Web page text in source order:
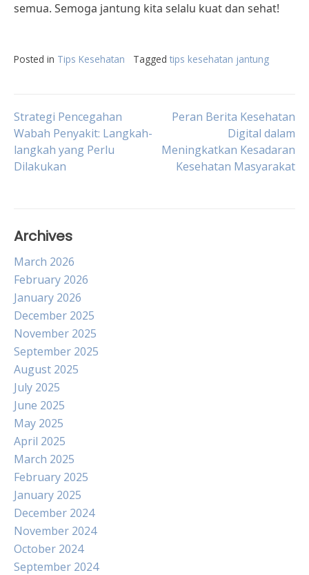
semua. Semoga jantung kita selalu kuat dan sehat!
Posted in Tips Kesehatan Tagged tips kesehatan jantung
Post
navigation
Strategi Pencegahan
Wabah Penyakit: Langkah-
langkah yang Perlu
Dilakukan
Peran Berita Kesehatan
Digital dalam
Meningkatkan Kesadaran
Kesehatan Masyarakat
Archives
March 2026
February 2026
January 2026
December 2025
November 2025
September 2025
August 2025
July 2025
June 2025
May 2025
April 2025
March 2025
February 2025
January 2025
December 2024
November 2024
October 2024
September 2024